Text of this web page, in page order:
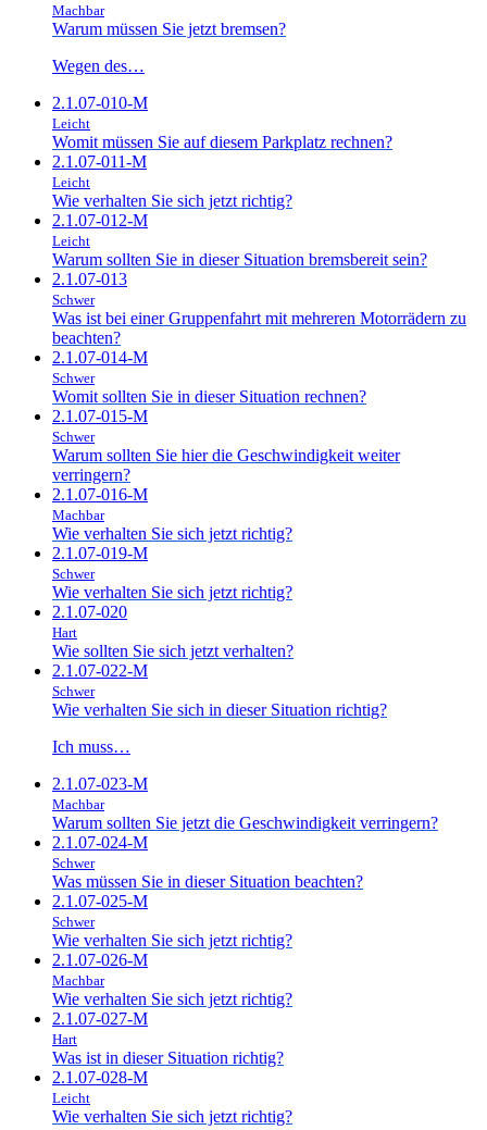
Machbar
Warum müssen Sie jetzt bremsen?
Wegen des…
2.1.07-010-M
Leicht
Womit müssen Sie auf diesem Parkplatz rechnen?
2.1.07-011-M
Leicht
Wie verhalten Sie sich jetzt richtig?
2.1.07-012-M
Leicht
Warum sollten Sie in dieser Situation bremsbereit sein?
2.1.07-013
Schwer
Was ist bei einer Gruppenfahrt mit mehreren Motorrädern zu
beachten?
2.1.07-014-M
Schwer
Womit sollten Sie in dieser Situation rechnen?
2.1.07-015-M
Schwer
Warum sollten Sie hier die Geschwindigkeit weiter
verringern?
2.1.07-016-M
Machbar
Wie verhalten Sie sich jetzt richtig?
2.1.07-019-M
Schwer
Wie verhalten Sie sich jetzt richtig?
2.1.07-020
Hart
Wie sollten Sie sich jetzt verhalten?
2.1.07-022-M
Schwer
Wie verhalten Sie sich in dieser Situation richtig?
Ich muss…
2.1.07-023-M
Machbar
Warum sollten Sie jetzt die Geschwindigkeit verringern?
2.1.07-024-M
Schwer
Was müssen Sie in dieser Situation beachten?
2.1.07-025-M
Schwer
Wie verhalten Sie sich jetzt richtig?
2.1.07-026-M
Machbar
Wie verhalten Sie sich jetzt richtig?
2.1.07-027-M
Hart
Was ist in dieser Situation richtig?
2.1.07-028-M
Leicht
Wie verhalten Sie sich jetzt richtig?